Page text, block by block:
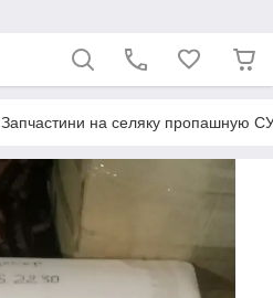
Запчастини на селяку пропашную